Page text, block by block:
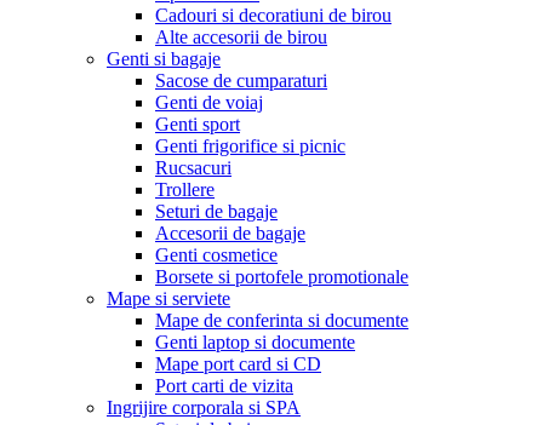
Cadouri si decoratiuni de birou
Alte accesorii de birou
Genti si bagaje
Sacose de cumparaturi
Genti de voiaj
Genti sport
Genti frigorifice si picnic
Rucsacuri
Trollere
Seturi de bagaje
Accesorii de bagaje
Genti cosmetice
Borsete si portofele promotionale
Mape si serviete
Mape de conferinta si documente
Genti laptop si documente
Mape port card si CD
Port carti de vizita
Ingrijire corporala si SPA